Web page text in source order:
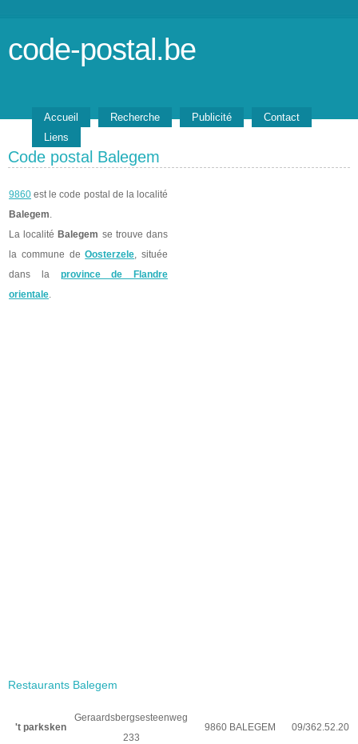
code-postal.be
Accueil Recherche Publicité
Contact
Liens
Code postal Balegem
9860 est le code postal de la localité
Balegem.
La localité Balegem se trouve dans
la commune deOosterzele, située
dans la province de Flandre
orientale.
Restaurants Balegem
't parksken
Geraardsbergsesteenweg
233
9860 BALEGEM 09/362.52.20